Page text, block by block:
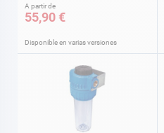
A partir de
55,90 €
Disponible en varias versiones